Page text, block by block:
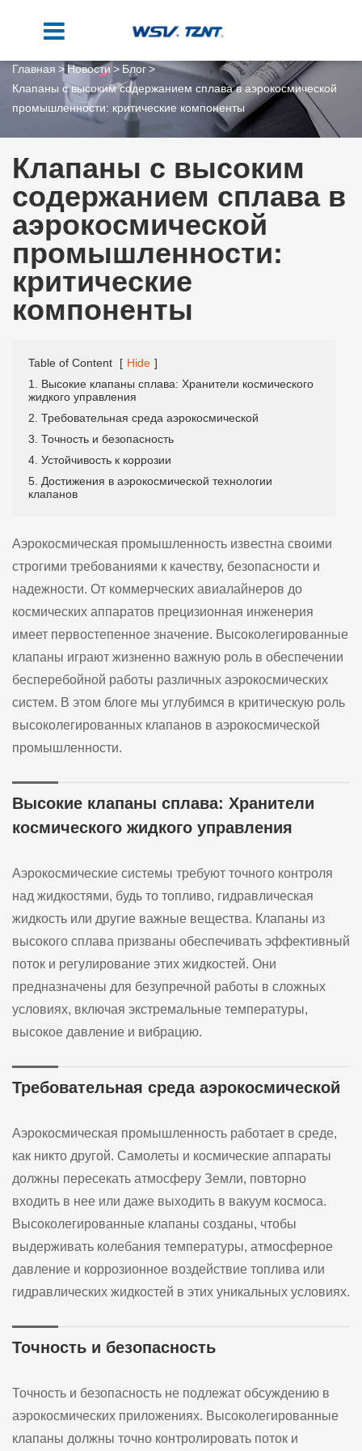
Главная Новости
Блог
Клапаны с высоким содержанием сплава в аэрокосмической
промышленности: критические компоненты
Клапаны с высоким
содержанием сплава в
аэрокосмической
промышленности:
критические
компоненты
Table of Content [ Hide ]
1. Высокие клапаны сплава: Хранители космического
жидкого управления
2. Требовательная среда аэрокосмической
3. Точность и безопасность
4. Устойчивость к коррозии
5. Достижения в аэрокосмической технологии
клапанов
Аэрокосмическая промышленность известна своими
строгими требованиями к качеству, безопасности и
надежности. От коммерческих авиалайнеров до
космических аппаратов прецизионная инженерия
имеет первостепенное значение. Высоколегированные
клапаны играют жизненно важную роль в обеспечении
бесперебойной работы различных аэрокосмических
систем. В этом блоге мы углубимся в критическую роль
высоколегированных клапанов в аэрокосмической
промышленности.
Высокие клапаны сплава: Хранители
космического жидкого управления
Аэрокосмические системы требуют точного контроля
над жидкостями, будь то топливо, гидравлическая
жидкость или другие важные вещества. Клапаны из
высокого сплава призваны обеспечивать эффективный
поток и регулирование этих жидкостей. Они
предназначены для безупречной работы в сложных
условиях, включая экстремальные температуры,
высокое давление и вибрацию.
Требовательная среда аэрокосмической
Аэрокосмическая промышленность работает в среде,
как никто другой. Самолеты и космические аппараты
должны пересекать атмосферу Земли, повторно
входить в нее или даже выходить в вакуум космоса.
Высоколегированные клапаны созданы, чтобы
выдерживать колебания температуры, атмосферное
давление и коррозионное воздействие топлива или
гидравлических жидкостей в этих уникальных условиях.
Точность и безопасность
Точность и безопасность не подлежат обсуждению в
аэрокосмических приложениях. Высоколегированные
клапаны должны точно контролировать поток и